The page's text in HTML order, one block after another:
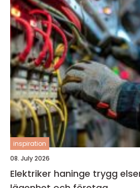
inspiration
08. July 2026
Elektriker haninge trygg elservice för villa,